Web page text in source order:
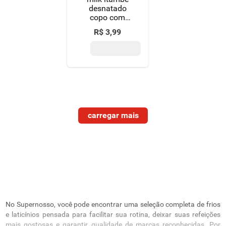
desnatado
copo com
170g
R$ 3,99
No Supernosso, você pode encontrar uma seleção completa de frios
e laticínios pensada para facilitar sua rotina, deixar suas refeições